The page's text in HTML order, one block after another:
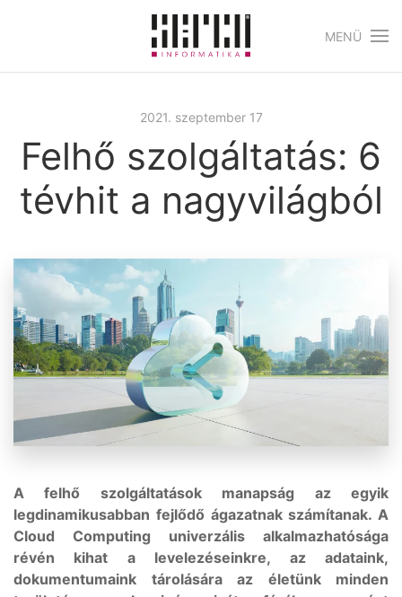
Skip to main content
MENÜ
2021. szeptember 17
Felhő szolgáltatás: 6
tévhit a nagyvilágból
A felhő szolgáltatások manapság az egyik
legdinamikusabban fejlődő ágazatnak számítanak. A
Cloud Computing univerzális alkalmazhatósága
révén kihat a levelezéseinkre, az adataink,
dokumentumaink tárolására az életünk minden